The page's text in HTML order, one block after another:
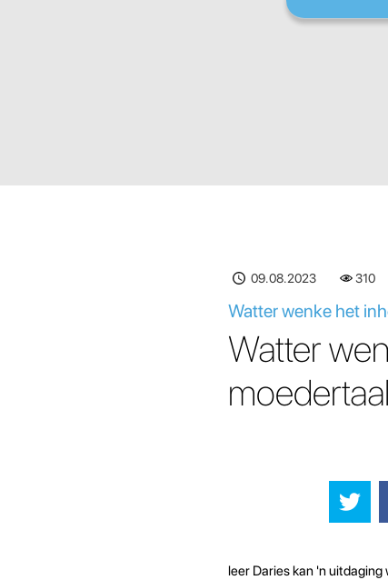
09.08.2023 310
Watter wenke het
Watter
leer Daries kan 'n